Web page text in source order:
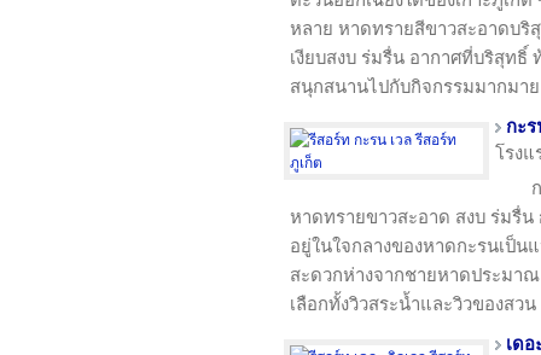
หลาย หาดทรายสีขาวสะอาดบริ
เงียบสงบ ร่มรื่น อากาศที่บริสุทธิ์
สนุกสนานไปกับกิจกรรมมากมาย
กะร
โรง
หาดทรายขาวสะอาด สงบ ร่มรื่น
อยู่ในใจกลางของหาดกะรนเป็
สะดวกห่างจากชายหาดประมา
เลือกทั้งวิวสระน้ำและวิวของสวน
เด